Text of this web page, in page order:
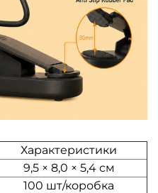
Характеристики
9,5 × 8,0 × 5,4 см
100 шт/коробка